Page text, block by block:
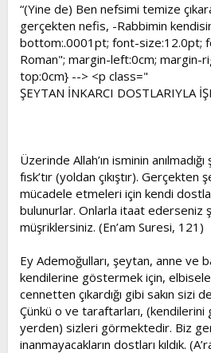
“(Yine de) Ben nefsimi temize
gerçekten nefis, -Rabbimin
bottom:.0001pt; font-size:12.0pt;
Roman"; margin-left:0cm; margin-
top:0cm} --> <p class="
ŞEYTAN İNKARCI DOSTLARIYLA
Üzerinde Allah’ın isminin
fısk’tır (yoldan çıkıştır). Gerçekten
mücadele etmeleri için kendi
bulunurlar. Onlarla itaat ederseniz
müşriklersiniz. (En’am Suresi, 121)
Ey Ademoğulları, şeytan, anne ve
kendilerine göstermek için,
cennetten çıkardığı gibi sakın sizi
Çünkü o ve taraftarları,
yerden) sizleri görmektedir. Biz
inanmayacakların dostları kıldık.